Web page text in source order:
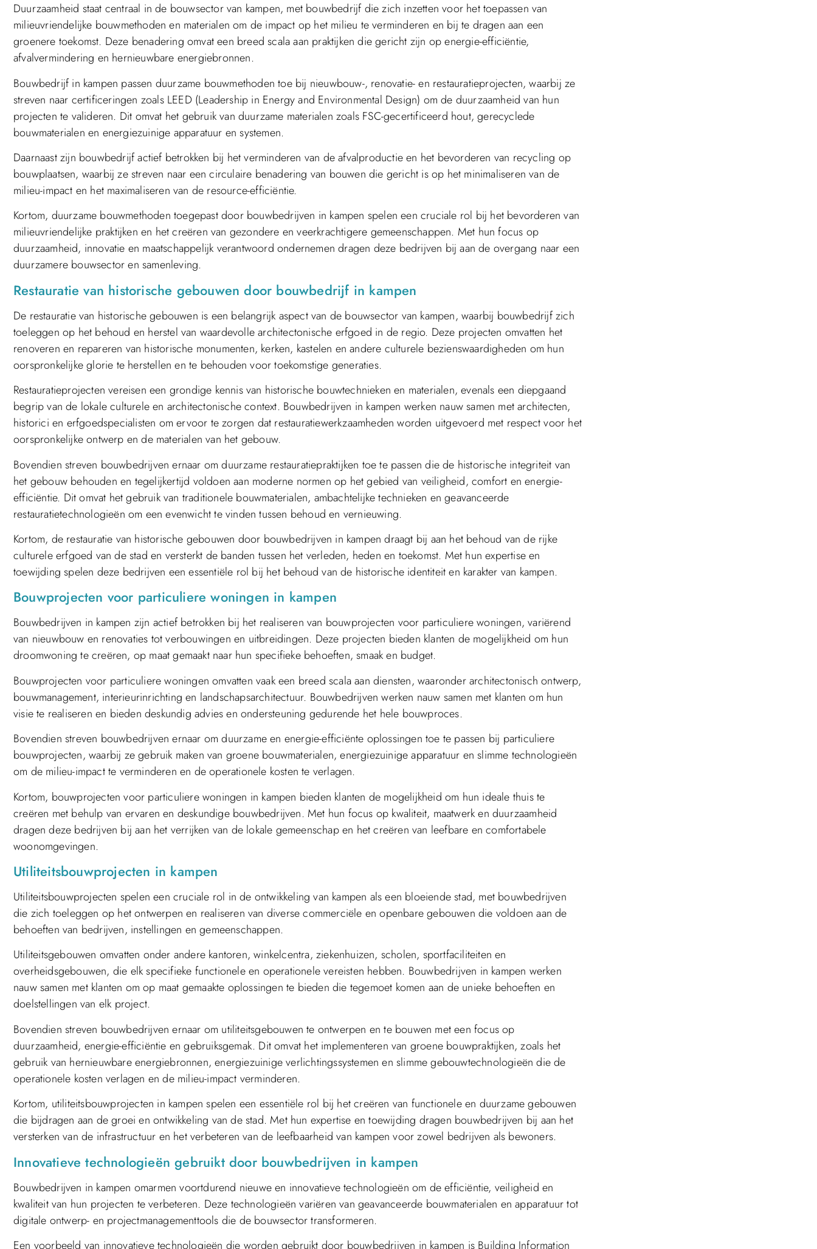
Duurzaamheid staat centraal in de bouwsector van kampen, met bouwbedrijf die zich inzetten voor het toepassen van
milieuvriendelijke bouwmethoden en materialen om de impact op het milieu te verminderen en bij te dragen aan een
groenere toekomst. Deze benadering omvat een breed scala aan praktijken die gericht zijn op energie-efficiëntie,
afvalvermindering en hernieuwbare energiebronnen.
Bouwbedrijf in kampen passen duurzame bouwmethoden toe bij nieuwbouw-, renovatie- en restauratieprojecten, waarbij ze
streven naar certificeringen zoals LEED (Leadership in Energy and Environmental Design) om de duurzaamheid van hun
projecten te valideren. Dit omvat het gebruik van duurzame materialen zoals FSC-gecertificeerd hout, gerecyclede
bouwmaterialen en energiezuinige apparatuur en systemen.
Daarnaast zijn bouwbedrijf actief betrokken bij het verminderen van de afvalproductie en het bevorderen van recycling op
bouwplaatsen, waarbij ze streven naar een circulaire benadering van bouwen die gericht is op het minimaliseren van de
milieu-impact en het maximaliseren van de resource-efficiëntie.
Kortom, duurzame bouwmethoden toegepast door bouwbedrijven in kampen spelen een cruciale rol bij het bevorderen van
milieuvriendelijke praktijken en het creëren van gezondere en veerkrachtigere gemeenschappen. Met hun focus op
duurzaamheid, innovatie en maatschappelijk verantwoord ondernemen dragen deze bedrijven bij aan de overgang naar een
duurzamere bouwsector en samenleving.
Restauratie van historische gebouwen door bouwbedrijf in kampen
De restauratie van historische gebouwen is een belangrijk aspect van de bouwsector van kampen, waarbij bouwbedrijf zich
toeleggen op het behoud en herstel van waardevolle architectonische erfgoed in de regio. Deze projecten omvatten het
renoveren en repareren van historische monumenten, kerken, kastelen en andere culturele bezienswaardigheden om hun
oorspronkelijke glorie te herstellen en te behouden voor toekomstige generaties.
Restauratieprojecten vereisen een grondige kennis van historische bouwtechnieken en materialen, evenals een diepgaand
begrip van de lokale culturele en architectonische context. Bouwbedrijven in kampen werken nauw samen met architecten,
historici en erfgoedspecialisten om ervoor te zorgen dat restauratiewerkzaamheden worden uitgevoerd met respect voor het
oorspronkelijke ontwerp en de materialen van het gebouw.
Bovendien streven bouwbedrijven ernaar om duurzame restauratiepraktijken toe te passen die de historische integriteit van
het gebouw behouden en tegelijkertijd voldoen aan moderne normen op het gebied van veiligheid, comfort en energie-
efficiëntie. Dit omvat het gebruik van traditionele bouwmaterialen, ambachtelijke technieken en geavanceerde
restauratietechnologieën om een evenwicht te vinden tussen behoud en vernieuwing.
Kortom, de restauratie van historische gebouwen door bouwbedrijven in kampen draagt bij aan het behoud van de rijke
culturele erfgoed van de stad en versterkt de banden tussen het verleden, heden en toekomst. Met hun expertise en
toewijding spelen deze bedrijven een essentiële rol bij het behoud van de historische identiteit en karakter van kampen.
Bouwprojecten voor particuliere woningen in kampen
Bouwbedrijven in kampen zijn actief betrokken bij het realiseren van bouwprojecten voor particuliere woningen, variërend
van nieuwbouw en renovaties tot verbouwingen en uitbreidingen. Deze projecten bieden klanten de mogelijkheid om hun
droomwoning te creëren, op maat gemaakt naar hun specifieke behoeften, smaak en budget.
Bouwprojecten voor particuliere woningen omvatten vaak een breed scala aan diensten, waaronder architectonisch ontwerp,
bouwmanagement, interieurinrichting en landschapsarchitectuur. Bouwbedrijven werken nauw samen met klanten om hun
visie te realiseren en bieden deskundig advies en ondersteuning gedurende het hele bouwproces.
Bovendien streven bouwbedrijven ernaar om duurzame en energie-efficiënte oplossingen toe te passen bij particuliere
bouwprojecten, waarbij ze gebruik maken van groene bouwmaterialen, energiezuinige apparatuur en slimme technologieën
om de milieu-impact te verminderen en de operationele kosten te verlagen.
Kortom, bouwprojecten voor particuliere woningen in kampen bieden klanten de mogelijkheid om hun ideale thuis te
creëren met behulp van ervaren en deskundige bouwbedrijven. Met hun focus op kwaliteit, maatwerk en duurzaamheid
dragen deze bedrijven bij aan het verrijken van de lokale gemeenschap en het creëren van leefbare en comfortabele
woonomgevingen.
Utiliteitsbouwprojecten in kampen
Utiliteitsbouwprojecten spelen een cruciale rol in de ontwikkeling van kampen als een bloeiende stad, met bouwbedrijven
die zich toeleggen op het ontwerpen en realiseren van diverse commerciële en openbare gebouwen die voldoen aan de
behoeften van bedrijven, instellingen en gemeenschappen.
Utiliteitsgebouwen omvatten onder andere kantoren, winkelcentra, ziekenhuizen, scholen, sportfaciliteiten en
overheidsgebouwen, die elk specifieke functionele en operationele vereisten hebben. Bouwbedrijven in kampen werken
nauw samen met klanten om op maat gemaakte oplossingen te bieden die tegemoet komen aan de unieke behoeften en
doelstellingen van elk project.
Bovendien streven bouwbedrijven ernaar om utiliteitsgebouwen te ontwerpen en te bouwen met een focus op
duurzaamheid, energie-efficiëntie en gebruiksgemak. Dit omvat het implementeren van groene bouwpraktijken, zoals het
gebruik van hernieuwbare energiebronnen, energiezuinige verlichtingssystemen en slimme gebouwtechnologieën die de
operationele kosten verlagen en de milieu-impact verminderen.
Kortom, utiliteitsbouwprojecten in kampen spelen een essentiële rol bij het creëren van functionele en duurzame gebouwen
die bijdragen aan de groei en ontwikkeling van de stad. Met hun expertise en toewijding dragen bouwbedrijven bij aan het
versterken van de infrastructuur en het verbeteren van de leefbaarheid van kampen voor zowel bedrijven als bewoners.
Innovatieve technologieën gebruikt door bouwbedrijven in kampen
Bouwbedrijven in kampen omarmen voortdurend nieuwe en innovatieve technologieën om de efficiëntie, veiligheid en
kwaliteit van hun projecten te verbeteren. Deze technologieën variëren van geavanceerde bouwmaterialen en apparatuur tot
digitale ontwerp- en projectmanagementtools die de bouwsector transformeren.
Een voorbeeld van innovatieve technologieën die worden gebruikt door bouwbedrijven in kampen is Building Information